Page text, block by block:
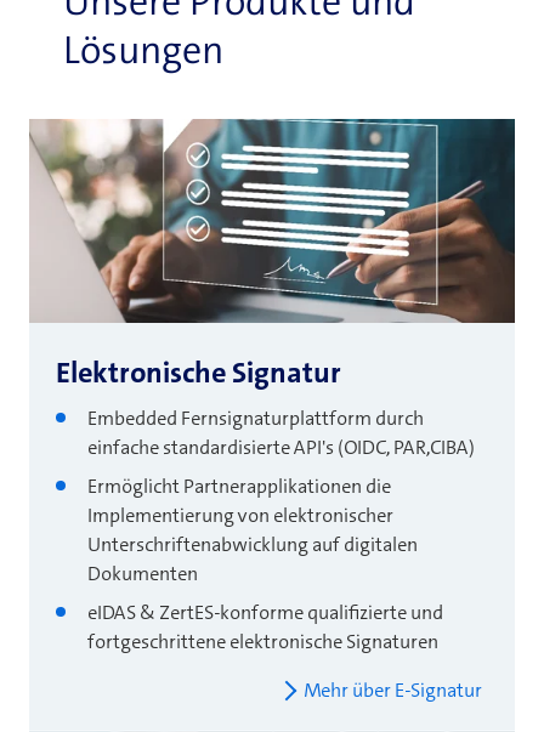
Lösungen
Elektronische Signatur
Embedded Fernsignaturplattform durch
einfache standardisierte API's (OIDC, PAR,CIBA)
Ermöglicht Partnerapplikationen die
Implementierung von elektronischer
Unterschriftenabwicklung auf digitalen
Dokumenten
eIDAS & ZertES-konforme qualifizierte und
fortgeschrittene elektronische Signaturen
Mehr über E-Signatur